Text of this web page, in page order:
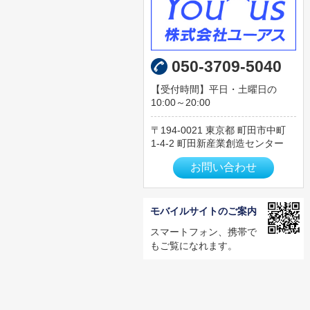
050-3709-5040
【受付時間】平日・土曜日の
10:00～20:00
194-0021 東京都 町田市中町
1-4-2 町田新産業創造センター
お問い合わせ
モバイルサイトのご案内
スマートフォン、携帯で
もご覧になれます。